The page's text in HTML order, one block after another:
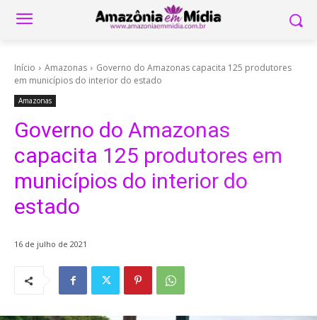
Início Amazonas
Governo do Amazonas capacita 125 produtores
em municípios do interior do estado
Amazonas
Governo do Amazonas
capacita 125 produtores em
municípios do interior do
estado
16 de julho de 2021